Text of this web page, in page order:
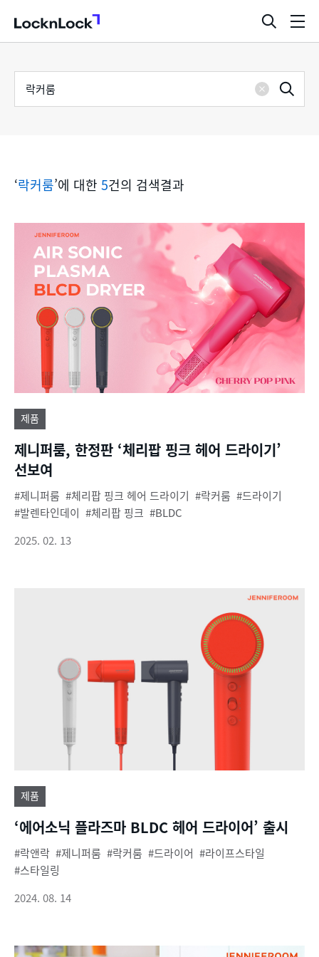
LocknLock
검
색
열
통
색
삭
검
‘락커룸’에 대한 5건의 검색결과
제품
제니퍼룸, 한정판 ‘체리팝 핑크 헤어 드라이기’
선보여
제니퍼룸 체리팝 핑크 헤어 드라이기 락커룸
드라이기
발렌타인데이
체리팝 핑크
BLDC
2025. 02. 13
제품
‘에어소닉 플라즈마 BLDC 헤어 드라이어’ 출시
락앤락 제니퍼룸 락커룸 드라이어
라이프스타일
스타일링
2024. 08. 14